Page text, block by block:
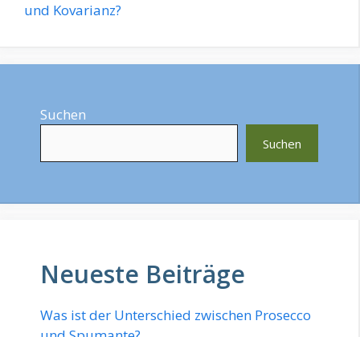
und Kovarianz?
Suchen
Suchen
Neueste Beiträge
Was ist der Unterschied zwischen Prosecco